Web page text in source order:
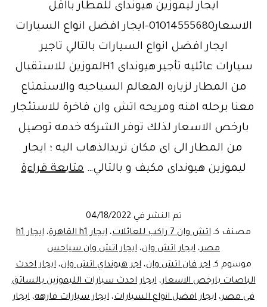
ايجار ليموزين هيونداى للمطار بااقل
الاسعار01014555680-ايجار افضل انواع السيارات
ايجار افضل انواع السيارات بالتالي تاجير
سيارات عائليه تأجير هيونداى H1لموزين للاستقبال
من المطار لزياره المعالم السياحيه والاستمتاع
معنا برحله امنه ومريحه اتش وان فاخرة للاستئجار
بارخص الاسعار لذلك توفر الشركه خدمه توصيل
من المطار الى اى مكان تريدالذهاب اليه ؛ ايجار
ليموزين هيونداى مكيف و بالتالي… متابعة قراءةايجار
تم النشر في 04/18/2022
مصنف كـ اتش وان 7 راكب للعائلات ، ايجار h1 القاهرة ،
ايجار h1
مصر، ايجار اتش وان، ايجار اتش وان سياحس
موسوم كـ اجر فان اتش وان، اجر هيونداي اتش وان، ايجار احدث
الباصات بارخص الاسعار،ايجار احدث سيارات الليموزين بالسائق
فى مصر، ايجار افضل انواع السيارات، ايجار سيارات فارهه، ايجار